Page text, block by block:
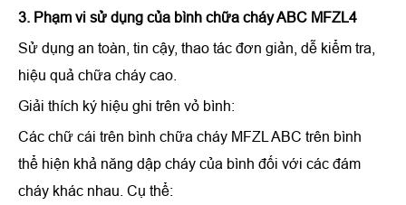
3. Phạm vi sử dụng của bình chữa cháy ABC MFZL4
Sử dụng an toàn, tin cậy, thao tác đơn giản, dễ kiểm tra,
hiệu quả chữa cháy cao.
Giải thích ký hiệu ghi trên vỏ bình:
Các chữ cái trên bình chữa cháy MFZL ABC trên bình
thể hiện khả năng dập cháy của bình đối với các đám
cháy khác nhau. Cụ thể: